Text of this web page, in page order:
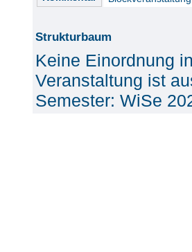
Strukturbaum
Keine Einordnung
Veranstaltung ist
Semester: WiSe